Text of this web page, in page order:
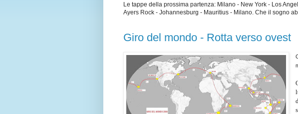
Le tappe della prossima partenza: Milano - New York - Los
Ayers Rock - Johannesburg - Mauritius - Milano. Che il sogno
Giro del mondo - Rotta verso ovest